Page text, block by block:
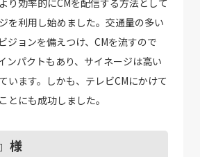
り効率的にCMを配信する方法として
を利用し始めました。交通量の多い
ジョンを備えつけ、CMを流すので
ンパクトもあり、サイネージは高い
います。しかも、テレビCMにかけて
とにも成功しました。
様